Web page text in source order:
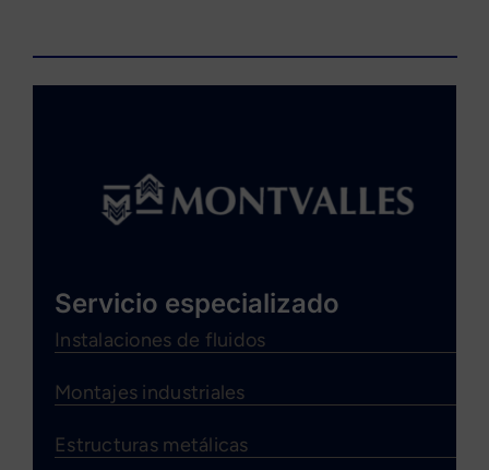
Servicio especializado
Instalaciones de fluidos
Montajes industriales
Estructuras metálicas